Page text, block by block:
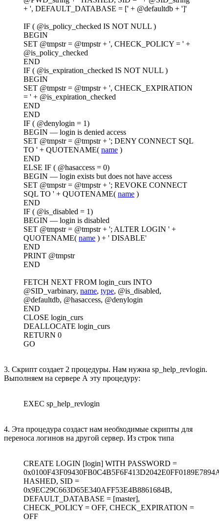
+ ', DEFAULT_DATABASE = [' + @defaultdb + ']'
IF ( @is_policy_checked IS NOT NULL )
BEGIN
SET @tmpstr = @tmpstr + ', CHECK_POLICY = ' +
@is_policy_checked
END
IF ( @is_expiration_checked IS NOT NULL )
BEGIN
SET @tmpstr = @tmpstr + ', CHECK_EXPIRATION
= ' + @is_expiration_checked
END
END
IF ( @denylogin = 1)
BEGIN — login is denied access
SET @tmpstr = @tmpstr + '; DENY CONNECT SQL
TO ' + QUOTENAME( name )
END
ELSE IF ( @hasaccess = 0)
BEGIN — login exists but does not have access
SET @tmpstr = @tmpstr + '; REVOKE CONNECT
SQL TO ' + QUOTENAME( name )
END
IF ( @is_disabled = 1)
BEGIN — login is disabled
SET @tmpstr = @tmpstr + '; ALTER LOGIN ' +
QUOTENAME( name ) + ' DISABLE'
END
PRINT @tmpstr
END
FETCH NEXT FROM login_curs INTO
@SID_varbinary, name, type, @is_disabled,
@defaultdb, @hasaccess, @denylogin
END
CLOSE login_curs
DEALLOCATE login_curs
RETURN 0
GO
3. Скрипт создает 2 процедуры. Нам нужна sp_help_revlogin.
Выполняем на сервере А эту процедуру:
EXEC sp_help_revlogin
4. Эта процедура создаст нам необходимые скрипты для
переноса логинов на другой сервер. Из строк типа
CREATE LOGIN [login] WITH PASSWORD =
HASHED, SID =
0x9EC29C663D65E340AFF53E4B8861684B,
DEFAULT_DATABASE = [master],
CHECK_POLICY = OFF, CHECK_EXPIRATION =
OFF